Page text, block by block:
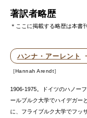
著訳者略歴
＊ここに掲載する略歴は本書
ハンナ・アーレント
Hannah Arendt
1906-1975。ドイツのハノー
ールブルク大学でハイデガー
に、フライブルク大学でフッ